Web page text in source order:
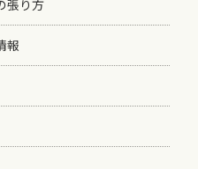
張り方
報